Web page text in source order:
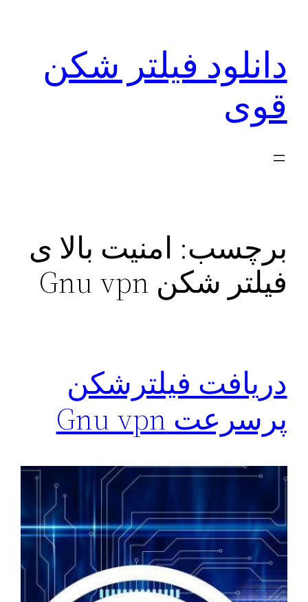
دانلود فیلتر شکن
قوی
برچسب: امنیت بالا ی
فیلتر شکن Gnu vpn
دريافت فیلترشکن
پرسرعت Gnu vpn